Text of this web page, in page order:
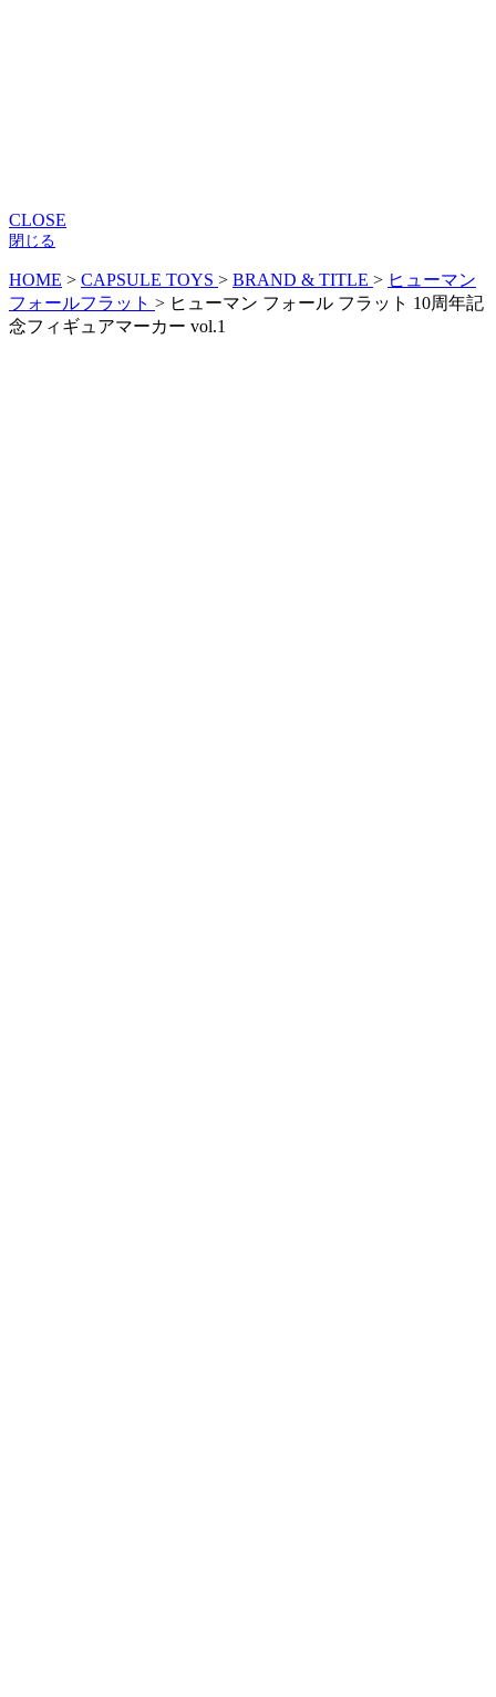
CLOSE
閉じる
HOME > CAPSULE TOYS > BRAND & TITLE > ヒューマン
フォールフラット > ヒューマン フォール フラット 10周年記
念フィギュアマーカー vol.1